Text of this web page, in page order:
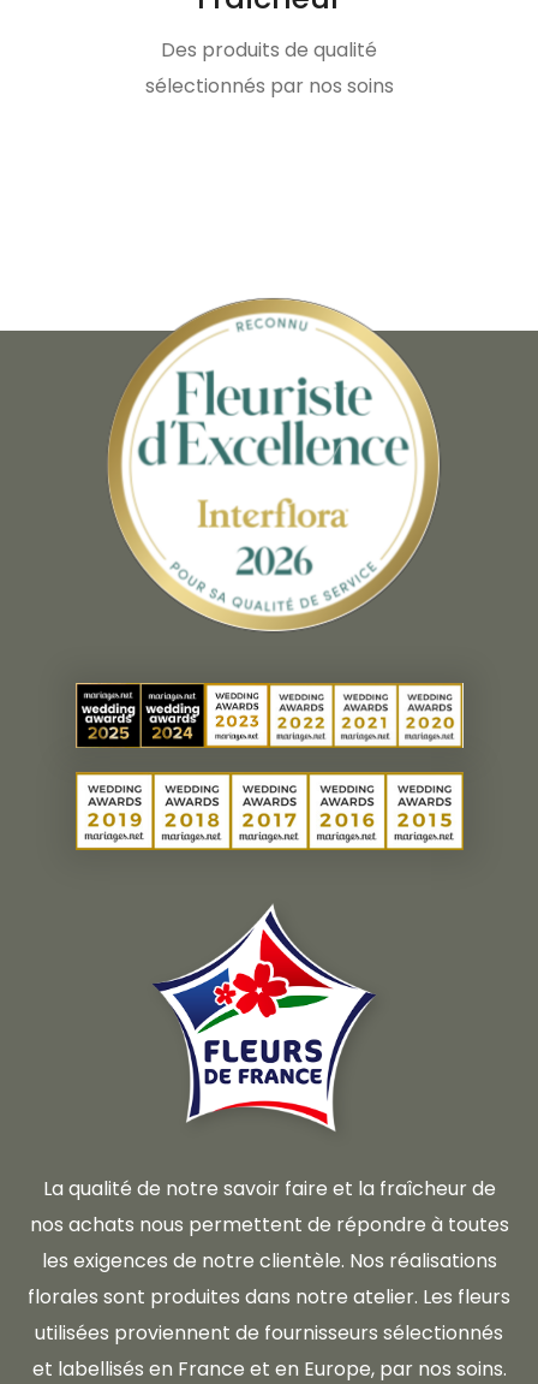
Des produits de qualité
sélectionnés par nos soins
La qualité de notre savoir faire et la fraîcheur de
nos achats nous permettent de répondre à toutes
les exigences de notre clientèle. Nos réalisations
florales sont produites dans notre atelier. Les fleurs
utilisées proviennent de fournisseurs sélectionnés
et labellisés en France et en Europe, par nos soins.